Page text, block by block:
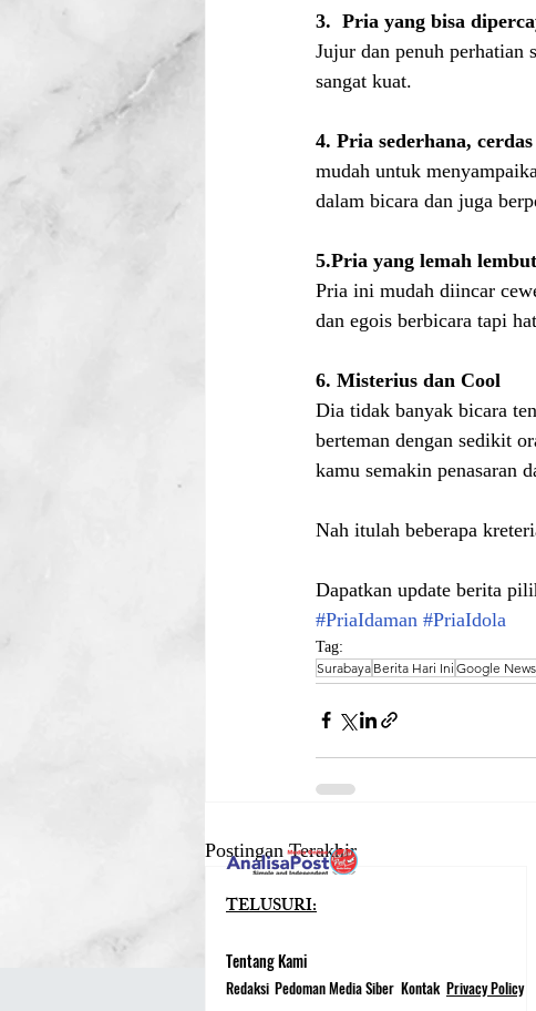
3.  Pria yang bisa
Jujur dan penuh perhatian
sangat kuat.
4. Pria sederhana, cerdas
mudah untuk
dalam bicara dan juga
5.Pria yang lemah lembut
Pria ini mudah diincar
dan egois berbicara tapi
6. Misterius dan Cool
Dia tidak banyak bicara
berteman dengan sedikit
kamu semakin penasaran
Nah itulah beberapa
Dapatkan update berita
#PriaIdaman #PriaIdola
Tag:
Surabaya Berita Hari Ini Google News
Postingan Terakhir
TELUSURI:
Tentang Kami
Redaksi Pedoman Media Siber Kontak Privacy Policy